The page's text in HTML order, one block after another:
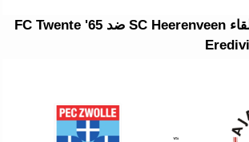
2026-08-09 موعد لقاء SC Heerenveen ضد FC Twente '65